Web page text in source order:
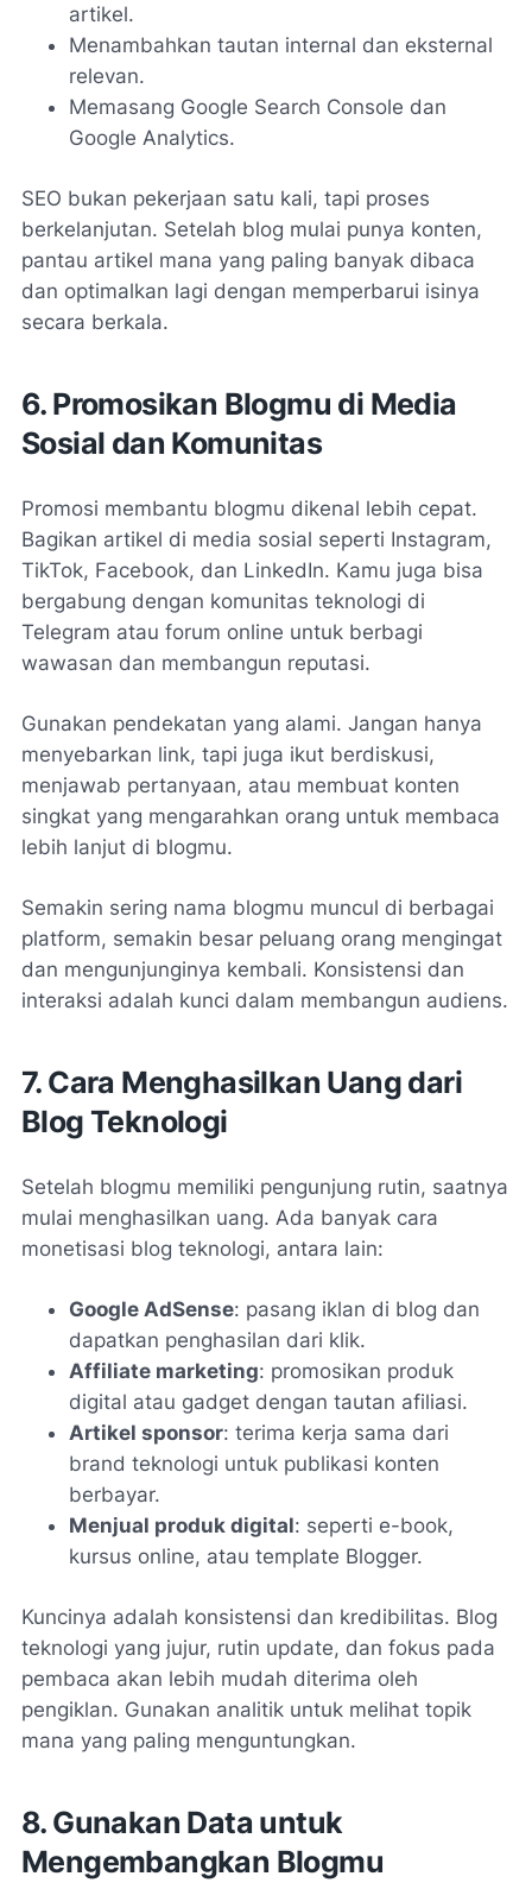
artikel.
Menambahkan tautan internal dan eksternal
relevan.
Memasang Google Search Console dan
Google Analytics.
SEO bukan pekerjaan satu kali, tapi proses
berkelanjutan. Setelah blog mulai punya konten,
pantau artikel mana yang paling banyak dibaca
dan optimalkan lagi dengan memperbarui isinya
secara berkala.
6. Promosikan Blogmu di Media
Sosial dan Komunitas
Promosi membantu blogmu dikenal lebih cepat.
Bagikan artikel di media sosial seperti Instagram,
TikTok, Facebook, dan LinkedIn. Kamu juga bisa
bergabung dengan komunitas teknologi di
Telegram atau forum online untuk berbagi
wawasan dan membangun reputasi.
Gunakan pendekatan yang alami. Jangan hanya
menyebarkan link, tapi juga ikut berdiskusi,
menjawab pertanyaan, atau membuat konten
singkat yang mengarahkan orang untuk membaca
lebih lanjut di blogmu.
Semakin sering nama blogmu muncul di berbagai
platform, semakin besar peluang orang mengingat
dan mengunjunginya kembali. Konsistensi dan
interaksi adalah kunci dalam membangun audiens.
7. Cara Menghasilkan Uang dari
Blog Teknologi
Setelah blogmu memiliki pengunjung rutin, saatnya
mulai menghasilkan uang. Ada banyak cara
monetisasi blog teknologi, antara lain:
Google AdSense: pasang iklan di blog dan
dapatkan penghasilan dari klik.
Affiliate marketing: promosikan produk
digital atau gadget dengan tautan afiliasi.
Artikel sponsor: terima kerja sama dari
brand teknologi untuk publikasi konten
berbayar.
Menjual produk digital: seperti e-book,
kursus online, atau template Blogger.
Kuncinya adalah konsistensi dan kredibilitas. Blog
teknologi yang jujur, rutin update, dan fokus pada
pembaca akan lebih mudah diterima oleh
pengiklan. Gunakan analitik untuk melihat topik
mana yang paling menguntungkan.
8. Gunakan Data untuk
Mengembangkan Blogmu